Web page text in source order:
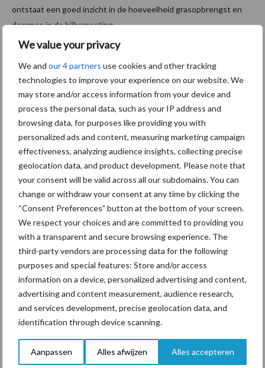
We value your privacy
We and our 4 partners use cookies and other tracking
technologies to improve your experience on our website. We
may store and/or access information from your device and
process the personal data, such as your IP address and
browsing data, for purposes like providing you with
personalized ads and content, measuring marketing campaign
effectiveness, analyzing audience insights, collecting precise
geolocation data, and product development. Please note that
your consent will be valid across all our subdomains. You can
change or withdraw your consent at any time by clicking the
“Consent Preferences” button at the bottom of your screen.
We respect your choices and are committed to providing you
with a transparent and secure browsing experience. The
third-party vendors are processing data for the following
purposes and special features: Store and/or access
information on a device, personalized advertising and content,
advertising and content measurement, audience research,
and services development, precise geolocation data, and
identification through device scanning.
Aanpassen Alles afwijzen Alles accepteren
ontstaat een goed inzicht in de hoeveelheid grasopbrengst en
daarmee in de bijbemesting.
Nauwkeurig plaatsen van de mest
Door de hogere prijzen van meststoffen en de aangescherpte
milieueisen is het nog belangrijker om de meststoffen daar te
brengen waar ze nodig zijn. In combinatie met GPS en
toedieningstechnieken zijn gebaseerd op het gericht plaatsen
van de meststoffen bij de wortel in plaats van bovengronds toe
te dienen.
Gewenste stikstofvorm
In het precisiebemestingsproject in Flevoland zijn in grasland
vloeibare meststoffen met een spaakwielbemester geïnjecteerd.
Doordat er geïnjecteerd is in de zode is de bemesting efficiënter
en is de stikstofvervluchtiging lager dan bij volvelds bespuiten.
Daarnaast kan met de spaakwielbemester veel nauwkeuriger aan
akkerranden worden bemest. Ook hier geldt dat
precisiebemesting maatwerk is. Bij een harde ondergrond, zoals